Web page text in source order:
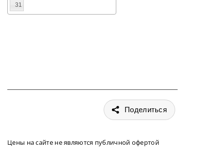
31
Поделиться
Цены на сайте не являются публичной офертой